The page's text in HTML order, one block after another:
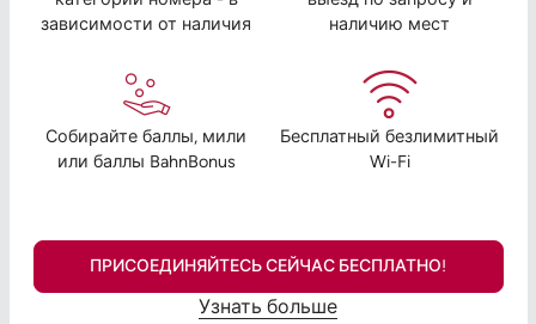
зависимости от наличия
наличию мест
Собирайте баллы, мили
или баллы BahnBonus
Бесплатный безлимитный
Wi-Fi
ПРИСОЕДИНЯЙТЕСЬ СЕЙЧАС БЕСПЛАТНО!
Узнать больше